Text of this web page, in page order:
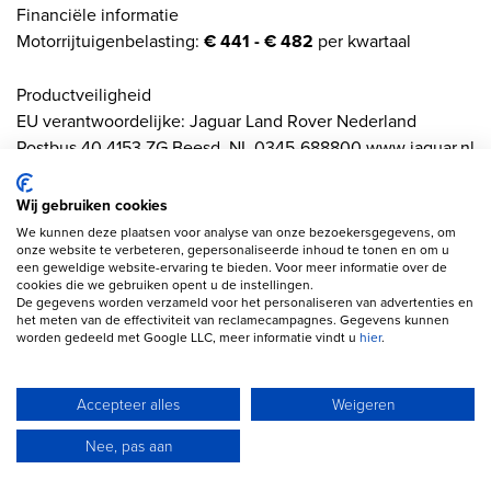
Financiële informatie
Motorrijtuigenbelasting: € 441 - € 482 per kwartaal
Productveiligheid
EU verantwoordelijke: Jaguar Land Rover Nederland
Postbus 40 4153 ZG Beesd, NL 0345-688800 www.jaguar.nl
crcnl@jaguarlandrover.com
Een auto leasen
Autofinanciering
Autolening
Bereken je maandbedrag
Direct autolening aanvragen
Zakelijke autofinanciering
Financiering zonder
Financiering zonder jaarcijfers
Wij gebruiken cookies
We kunnen deze plaatsen voor analyse van onze bezoekersgegevens, om
onze website te verbeteren, gepersonaliseerde inhoud te tonen en om u
een geweldige website-ervaring te bieden. Voor meer informatie over de
cookies die we gebruiken opent u de instellingen.
De gegevens worden verzameld voor het personaliseren van advertenties en
het meten van de effectiviteit van reclamecampagnes. Gegevens kunnen
worden gedeeld met Google LLC, meer informatie vindt u hier.
Accepteer alles
Weigeren
Nee, pas aan